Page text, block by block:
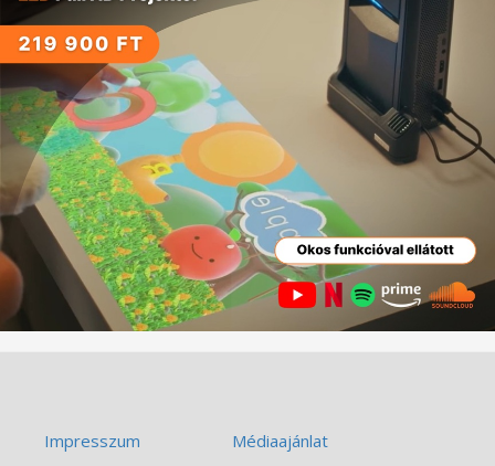
Impresszum Médiaajánlat